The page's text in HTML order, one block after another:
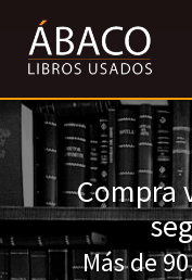
Compra
Más de